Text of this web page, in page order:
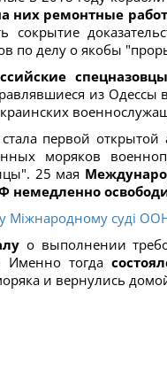
них ремонтные
сокрытие
по делу о якобы
из Одессы
первой
моряков
25 мая
немедленно
у Міжнародному суді
о выполнении
Именно тогда
и вернулись